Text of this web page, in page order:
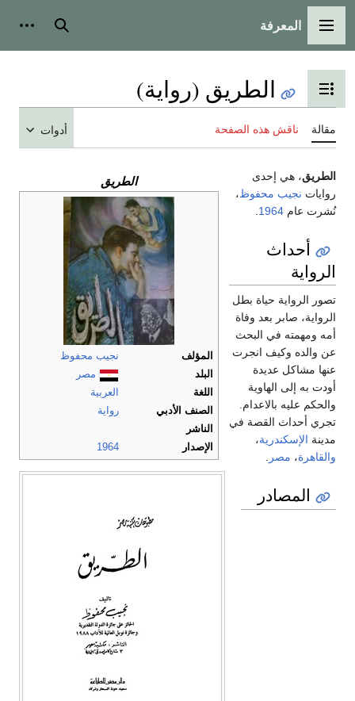
القائمة الرئيسية
المعرفة بحث
تبديل عرض جدول المحتويات
الطريق (رواية)
مقالة ناقش هذه الصفحة أدوات
الطريق
المؤلف
نجيب محفوظ
البلد
مصر
اللغة
العربية
الصنف الأدبي
رواية
الناشر
الإصدار
1964
الطريق، هي إحدى
روايات نجيب محفوظ،
نُشرت عام 1964
أحداث
الرواية
تصور الرواية حياة بطل
الرواية، صابر بعد وفاة
أمه ومهمته في البحث
عن والده وكيف انجرت
عنها مشاكل عديدة
أودت به إلى الهاوية
والحكم عليه بالاعدام.
تجري أحداث القصة في
مدينة الإسكندرية،
والقاهرة، مصر .
المصادر